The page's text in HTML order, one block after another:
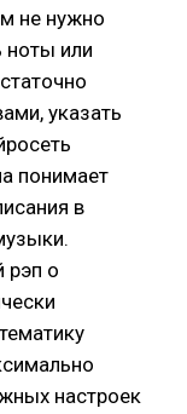
не нужно
ноты или
указать
понимает
в
рэп о
настроек